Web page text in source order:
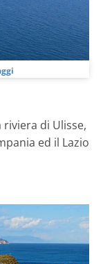
riviera di Ulisse,
ed il Lazio